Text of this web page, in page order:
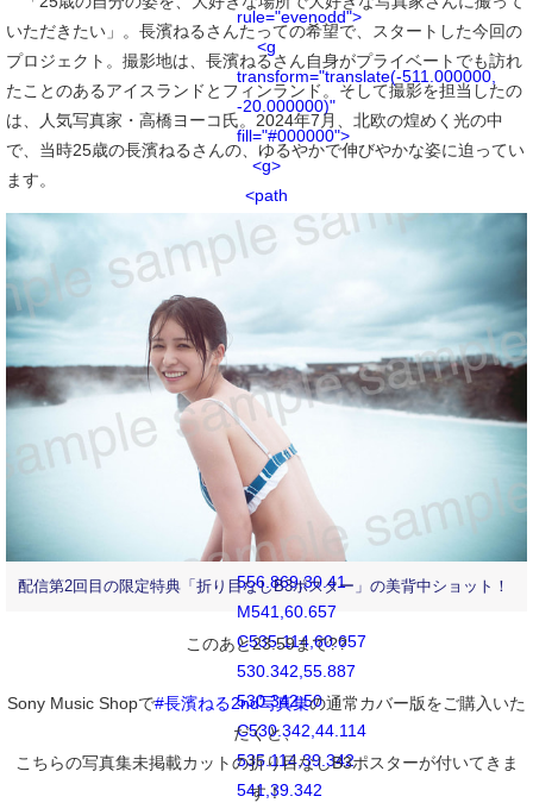
rule="evenodd">
<g
transform="translate(-511.000000,
-20.000000)"
fill="#000000">
<g>
<path
d="M556.869,30.41
C554.814,30.41
553.148,34.131
C553.148,36.186
554.814,37.852
556.869,37.852
C558.924,37.852
560.59,36.186
560.59,34.131
C560.59,32.076
558.924,30.41
556.869,30.41
M541,60.657
C535.114,60.657
530.342,55.887
530.342,50
C530.342,44.114
535.114,39.342
541,39.342
いただきたい」。長濱ねるさんたっての希望で、スタートした今回の
プロジェクト。撮影地は、長濱ねるさん自身がプライベートでも訪れ
たことのあるアイスランドとフィンランド。そして撮影を担当したの
は、人気写真家・高橋ヨーコ氏。2024年7月、北欧の煌めく光の中
で、当時25歳の長濱ねるさんの、ゆるやかで伸びやかな姿に迫ってい
ます。
配信第2回目の限定特典「折り目なしB3ポスター」の美背中ショット！
このあと23:59まで??
Sony Music Shopで#長濱ねる2nd写真集の通常カバー版をご購入いた
だくと、
こちらの写真集未掲載カットの折り目なしB3ポスターが付いてきま
す！